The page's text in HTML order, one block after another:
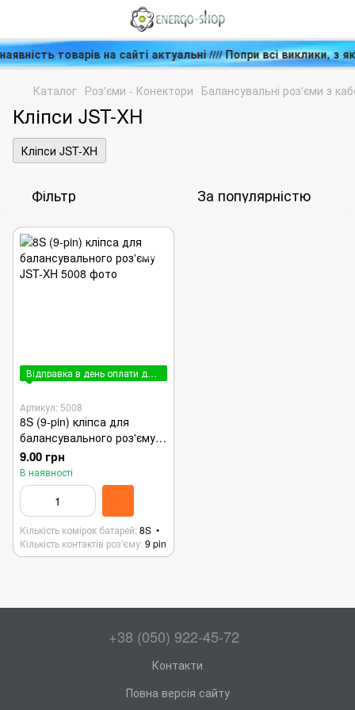
товарів на сайті актуальні //// Попри всі
Каталог Роз'єми - Конектори Балансувальні роз'єми з
Кліпси JST-XH
Кліпси JST-XH
Фільтр За популярністю
Відправка в день оплати до 15:00
Артикул: 5008
8S (9-pin) кліпса для
балансувального роз'єму
JST-XH
9.00 грн
В наявності
Кількість комірок батарей 8S
Кількість контактів роз'єму 9 pin
+38 (050) 922-45-72
Контакти
Повна версія сайту